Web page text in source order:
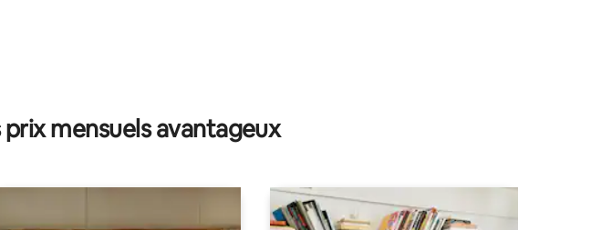
mensuels avantageux